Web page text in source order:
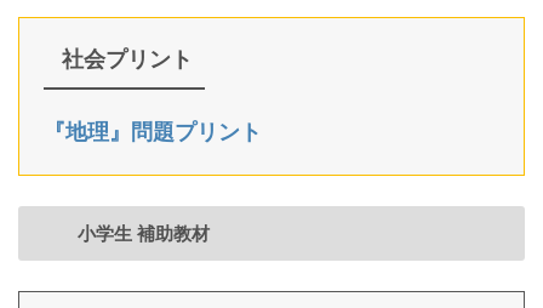
社会プリント
『地理』問題プリント
小学生 補助教材